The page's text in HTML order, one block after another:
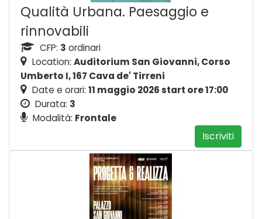
Qualità Urbana. Paesaggio e
rinnovabili
CFP: 3 ordinari
Location: Auditorium San Giovanni, Corso
Umberto I, 167 Cava de' Tirreni
Date e orari: 11 maggio 2026 start ore 17:00
Durata: 3
Modalità: Frontale
Iscriviti